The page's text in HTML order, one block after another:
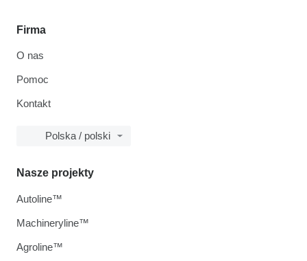
Firma
O nas
Pomoc
Kontakt
Polska / polski
Nasze projekty
Autoline™
Machineryline™
Agroline™